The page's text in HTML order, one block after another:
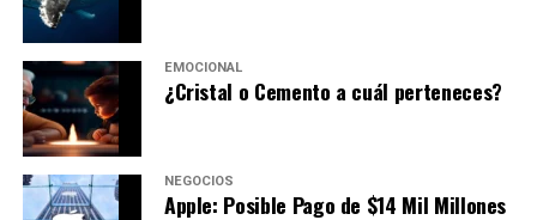
La canción-atemporal
Trata sobre la pérdida, la nostalgia y la esperanza.
Se interpreta como homenaje a las víctimas del
hundimiento del ferry Sewol (2014). Musicalmente
mezcla pop alternativo con un coro
emotivo. Relevancia:Lleva más de 300 semanas
Esta producción de Cats no es solo un tributo al
dedicación y el amor por el arte. Para los asistentes,
será una velada de entretenimiento, pero para los
artistas en escena, representa el sueño de dar vida a
personajes inolvidables y compartir su pasión con el
mundo.
EMOCIONAL
¿Cristal o Cemento a cuál perteneces?
NEGOCIOS
Apple: Posible Pago de $14 Mil Millones